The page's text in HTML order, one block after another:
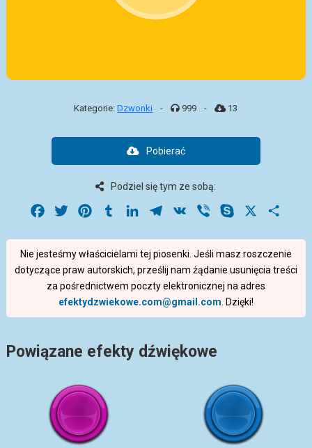
Kategorie:Dzwonki - 999 - 13
Pobierać
Podziel się tym ze sobą:
Facebook
Twitter PinterestTumblrLinkedInTelegram
VK Viber Skype
Nie jesteśmy właścicielami tej piosenki. Jeśli masz roszczenie
dotyczące praw autorskich, prześlij nam żądanie usunięcia treści
za pośrednictwem poczty elektronicznej na adres
efektydzwiekowe.com@gmail.com . Dzięki!
Powiązane efekty dźwiękowe